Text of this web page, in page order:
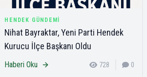
HENDEK GÜNDEMI
Nihat Bayraktar, Yeni Parti Hendek
Kurucu İlçe Başkanı Oldu
Haberi Oku 728 0